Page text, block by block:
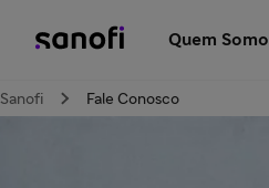
Quem
Sanofi Fale Conosco